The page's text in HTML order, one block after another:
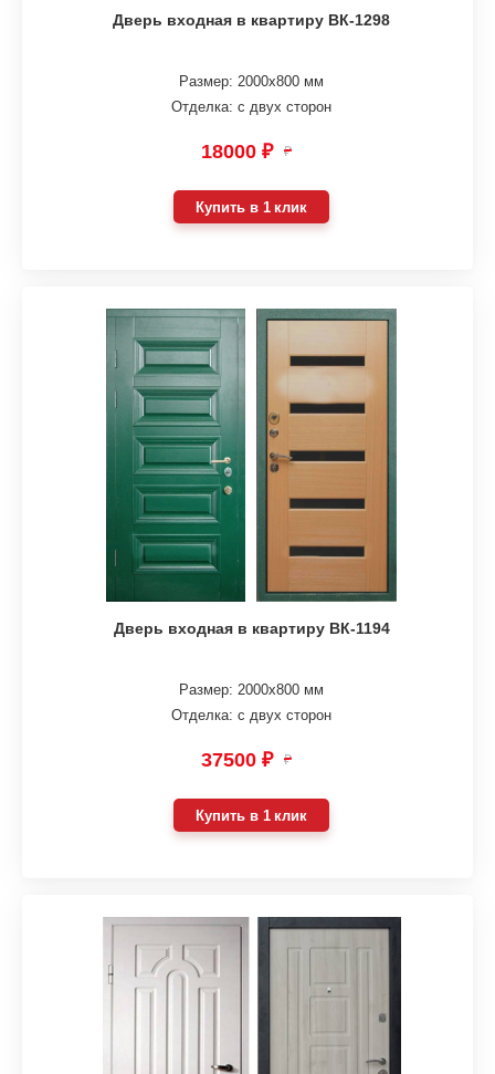
Дверь входная в квартиру ВК-1298
Размер: 2000х800 мм
Отделка: с двух сторон
18000 ₽ ₽
Купить в 1 клик
Дверь входная в квартиру ВК-1194
Размер: 2000х800 мм
Отделка: с двух сторон
37500 ₽ ₽
Купить в 1 клик